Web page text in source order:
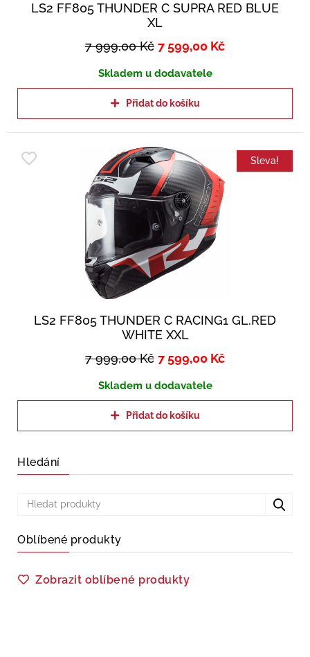
LS2 FF805 THUNDER C SUPRA RED BLUE
XL
7 999,00Kč 7 599,00 Kč
Skladem u dodavatele
Přidat do košíku
Sleva!
LS2 FF805 THUNDER C RACING1 GL.RED
WHITE XXL
7 999,00Kč 7 599,00 Kč
Skladem u dodavatele
Přidat do košíku
Hledání
Oblíbené produkty
Zobrazit oblíbené produkty